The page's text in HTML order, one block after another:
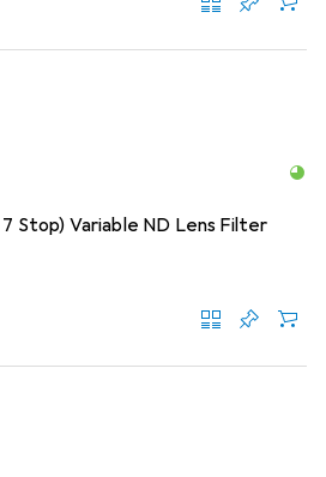
7 Stop) Variable ND Lens Filter